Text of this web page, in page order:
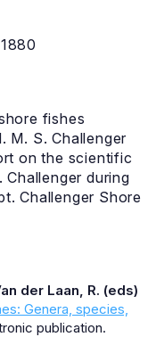
fishes
M. S. Challenger
on the scientific
during
Challenger Shore
der Laan, R. (eds)
Genera, species,
publication.